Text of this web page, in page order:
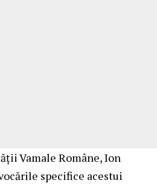
Vamale Române, Ion
specifice acestui